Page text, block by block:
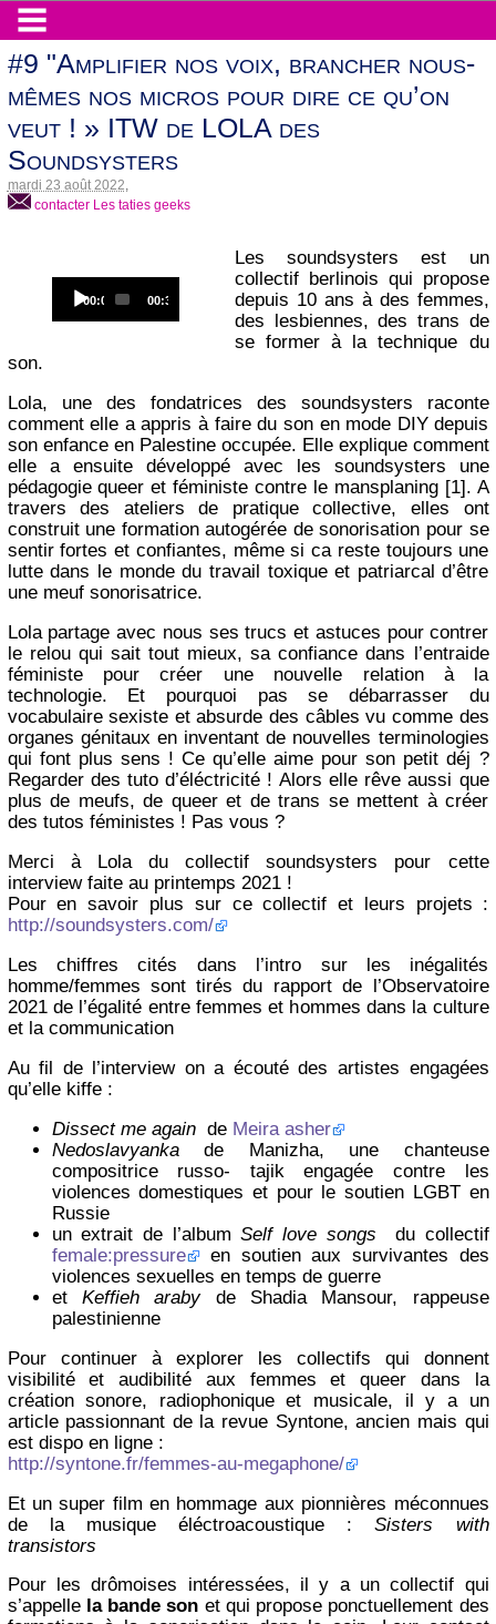
#9 "Amplifier nos voix, brancher nous-
mêmes nos micros pour dire ce qu’on
veut ! » ITW de LOLA des
Soundsysters
mardi 23 août 2022
contacter Les taties geeks
Player
Current
00:00
Total
00:31
Les soundsysters est un
collectif berlinois qui propose
depuis 10 ans à des femmes,
des lesbiennes, des trans de
se former à la technique du
son.
Lola, une des fondatrices des soundsysters raconte
comment elle a appris à faire du son en mode DIY depuis
son enfance en Palestine occupée. Elle explique comment
elle a ensuite développé avec les soundsysters une
pédagogie queer et féministe contre le mansplaning [1]. A
travers des ateliers de pratique collective, elles ont
construit une formation autogérée de sonorisation pour se
sentir fortes et confiantes, même si ca reste toujours une
lutte dans le monde du travail toxique et patriarcal d’être
une meuf sonorisatrice.
Lola partage avec nous ses trucs et astuces pour contrer
le relou qui sait tout mieux, sa confiance dans l’entraide
féministe pour créer une nouvelle relation à la
technologie. Et pourquoi pas se débarrasser du
vocabulaire sexiste et absurde des câbles vu comme des
organes génitaux en inventant de nouvelles terminologies
qui font plus sens ! Ce qu’elle aime pour son petit déj ?
Regarder des tuto d’éléctricité ! Alors elle rêve aussi que
plus de meufs, de queer et de trans se mettent à créer
des tutos féministes ! Pas vous ?
Merci à Lola du collectif soundsysters pour cette
interview faite au printemps 2021 !
Pour en savoir plus sur ce collectif et leurs projets :
http://soundsysters.com/
Les chiffres cités dans l’intro sur les inégalités
homme/femmes sont tirés du rapport de l’Observatoire
2021 de l’égalité entre femmes et hommes dans la culture
et la communication
Au fil de l’interview on a écouté des artistes engagées
qu’elle kiffe :
Dissect me again de Meira asher
Nedoslavyankade Manizha, une chanteuse
compositrice russo- tajik engagée contre les
violences domestiques et pour le soutien LGBT en
Russie
un extrait de l’albumSelf love songs
du collectif
female:pressure
en soutien aux survivantes des
violences sexuelles en temps de guerre
et Keffieh arabyde Shadia Mansour, rappeuse
palestinienne
Pour continuer à explorer les collectifs qui donnent
visibilité et audibilité aux femmes et queer dans la
création sonore, radiophonique et musicale, il y a un
article passionnant de la revue Syntone, ancien mais qui
est dispo en ligne :
http://syntone.fr/femmes-au-megaphone/
Et un super film en hommage aux pionnières méconnues
de la musique éléctroacoustique :Sisters with
transistors
Pour les drômoises intéressées, il y a un collectif qui
s’appelle la bande son et qui propose ponctuellement des